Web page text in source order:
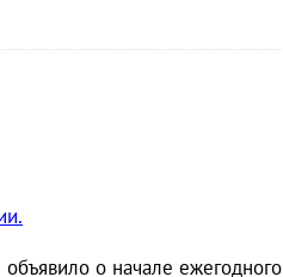
о начале ежегодного